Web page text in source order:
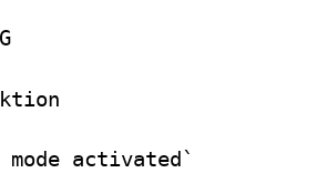
mode activated`